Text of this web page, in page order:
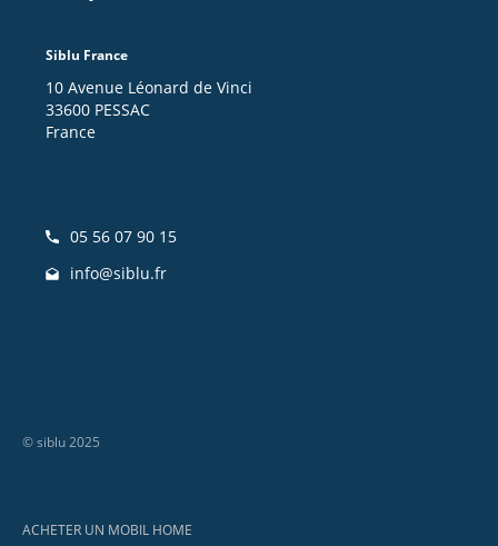
Siblu France
10 Avenue Léonard de Vinci
33600 PESSAC
France
05 56 07 90 15
info@siblu.fr
© siblu 2025
ACHETER UN MOBIL HOME